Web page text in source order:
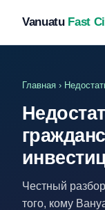
Vanuatu Fast
Главная ›
Честный
того, кому